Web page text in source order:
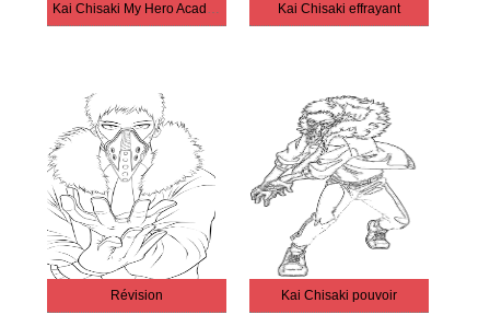
Kai Chisaki My Hero Academia Kai Chisaki effrayant
Révision Kai Chisaki pouvoir